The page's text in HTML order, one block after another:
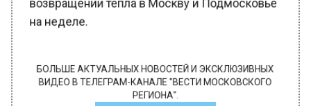
возвращении тепла в Москву и Подмосковье
на неделе.
БОЛЬШЕ АКТУАЛЬНЫХ НОВОСТЕЙ И ЭКСКЛЮЗИВНЫХ
ВИДЕО В ТЕЛЕГРАМ-КАНАЛЕ "ВЕСТИ МОСКОВСКОГО